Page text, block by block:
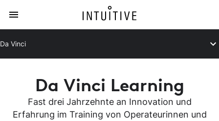
Da Vinci
Da Vinci Learning
Fast drei Jahrzehnte an Innovation und
Erfahrung im Training von Operateurinnen und